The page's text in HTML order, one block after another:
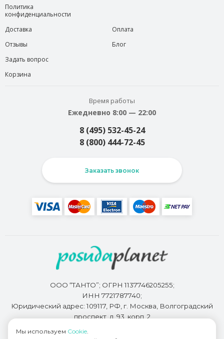
Политика
конфиденциальности
Доставка
Отзывы
Задать вопрос
Корзина
Оплата
Блог
Время работы
Ежедневно 8:00 — 22:00
8 (495) 532-45-24
8 (800) 444-72-45
Заказать звонок
ООО “ТАНТО”; ОГРН 1137746205255;
ИНН 7721787740;
Юридический адрес: 109117, РФ, г. Москва, Волгоградский
проспект, д. 93, корп. 2
Мы используем Cookie.